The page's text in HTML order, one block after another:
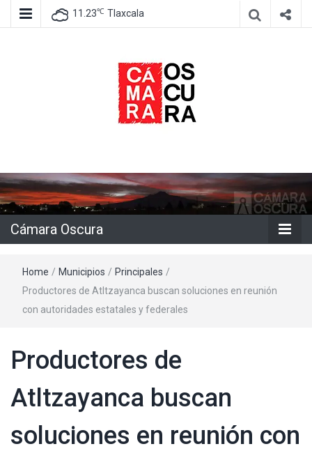
11.23℃ Tlaxcala
Cámara
Oscura
Cámara Oscura
Home / Municipios / Principales /
Productores de Atltzayanca buscan soluciones en reunión
con autoridades estatales y federales
Productores de
Atltzayanca buscan
soluciones en reunión con